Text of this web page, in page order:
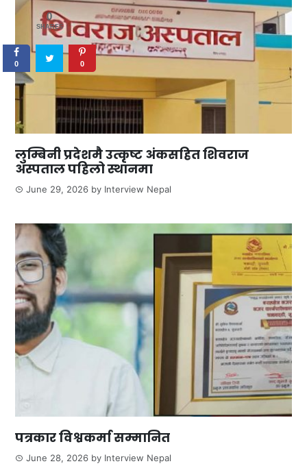
लुम्बिनी प्रदेशमै उत्कृष्ट अंकसहित शिवराज
अस्पताल पहिलो स्थानमा
June 29, 2026 by Interview Nepal
पत्रकार विश्वकर्मा सम्मानित
June 28, 2026 by Interview Nepal
0
SHARES
0 0